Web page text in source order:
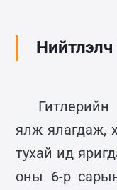
ялж ялагдаж,
тухай ид
оны 6-р